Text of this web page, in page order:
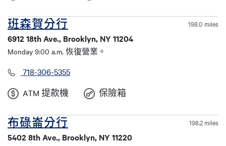
班森賀分行 198.0 miles
6912 18th Ave., Brooklyn, NY 11204
Monday 9:00 a.m. 恢復營業。
718-306-5355
ATM 提款機
保險箱
布碌崙分行 198.2 miles
5402 8th Ave., Brooklyn, NY 11220